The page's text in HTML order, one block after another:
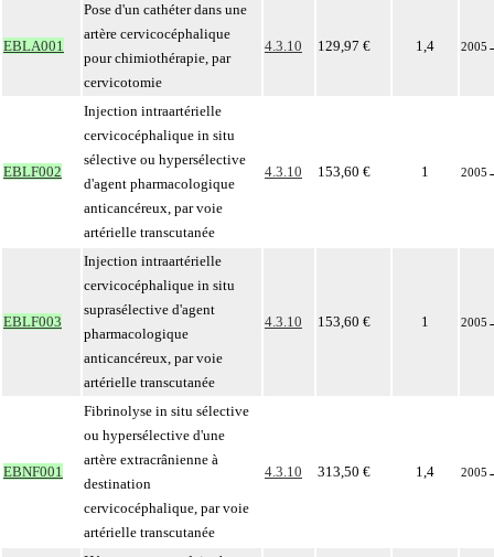
EBLA001
Pose d'un cathéter dans une
artère cervicocéphalique
pour chimiothérapie, par
cervicotomie
4.3.10 129,97 € 1,4 2005
EBLF002
Injection intraartérielle
cervicocéphalique in situ
sélective ou hypersélective
d'agent pharmacologique
anticancéreux, par voie
artérielle transcutanée
4.3.10 153,60 € 1 2005
EBLF003
Injection intraartérielle
cervicocéphalique in situ
suprasélective d'agent
pharmacologique
anticancéreux, par voie
artérielle transcutanée
4.3.10 153,60 € 1 2005
EBNF001
Fibrinolyse in situ sélective
ou hypersélective d'une
artère extracrânienne à
destination
cervicocéphalique, par voie
artérielle transcutanée
4.3.10 313,50 € 1,4 2005